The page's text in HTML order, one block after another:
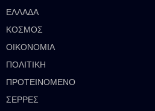
ΕΛΛΑΔΑ
ΚΟΣΜΟΣ
ΟΙΚΟΝΟΜΙΑ
ΠΟΛΙΤΙΚΗ
ΠΡΟΤΕΙΝΟΜΕΝΟ
ΣΕΡΡΕΣ